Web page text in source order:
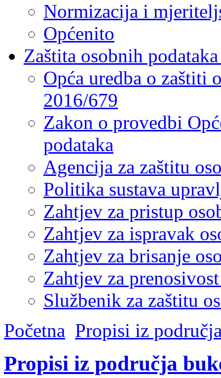
Normizacija i
Općenito
Zaštita osobnih
Opća uredba o zaštiti
2016/679
Zakon o provedbi
podataka
Agencija za zaštitu
Politika sustava
Zahtjev za pristup
Zahtjev za ispravak
Zahtjev za brisanje
Zahtjev za
Službenik za zaštitu
Početna Propisi iz
Propisi iz područja